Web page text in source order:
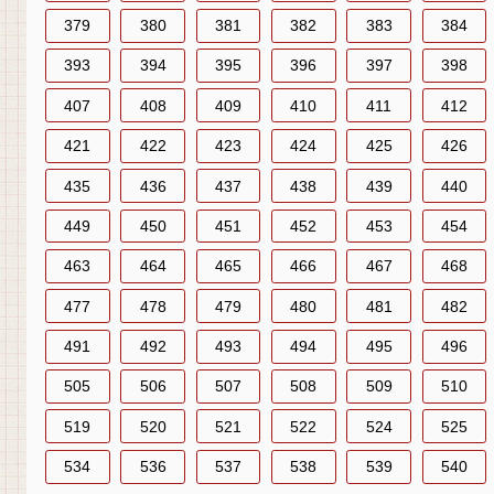
379 380 381 382 383 384
393 394 395 396 397 398
407 408 409 410 411 412
421 422 423 424 425 426
435 436 437 438 439 440
449 450 451 452 453 454
463 464 465 466 467 468
477 478 479 480 481 482
491 492 493 494 495 496
505 506 507 508 509 510
519 520 521 522 524 525
534 536 537 538 539 540